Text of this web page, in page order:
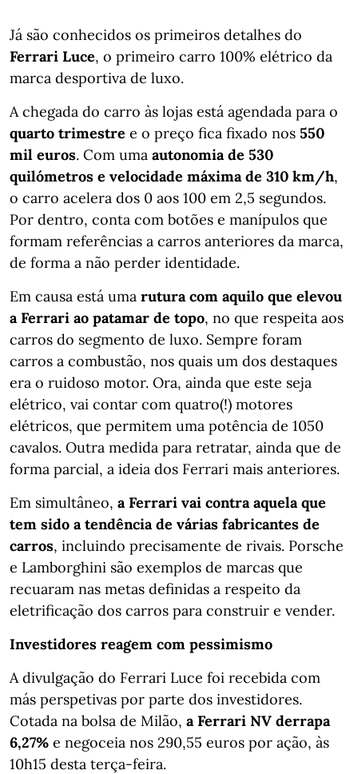
Já são conhecidos os primeiros detalhes do
Ferrari Luce, o primeiro carro 100% elétrico da
marca desportiva de luxo.
A chegada do carro às lojas está agendada para o
quarto trimestre e o preço fica fixado nos 550
mil euros. Com uma autonomia de 530
quilómetros e velocidade máxima de 310 km/h,
o carro acelera dos 0 aos 100 em 2,5 segundos.
Por dentro, conta com botões e manípulos que
formam referências a carros anteriores da marca,
de forma a não perder identidade.
Em causa está uma rutura com aquilo que elevou
a Ferrari ao patamar de topo, no que respeita aos
carros do segmento de luxo. Sempre foram
carros a combustão, nos quais um dos destaques
era o ruidoso motor. Ora, ainda que este seja
elétrico, vai contar com quatro(!) motores
elétricos, que permitem uma potência de 1050
cavalos. Outra medida para retratar, ainda que de
forma parcial, a ideia dos Ferrari mais anteriores.
Em simultâneo, a Ferrari vai contra aquela que
tem sido a tendência de várias fabricantes de
carros, incluindo precisamente de rivais. Porsche
e Lamborghini são exemplos de marcas que
recuaram nas metas definidas a respeito da
eletrificação dos carros para construir e vender.
Investidores reagem com pessimismo
A divulgação do Ferrari Luce foi recebida com
más perspetivas por parte dos investidores.
Cotada na bolsa de Milão, a Ferrari NV derrapa
6,27% e negoceia nos 290,55 euros por ação, às
10h15 desta terça-feira.